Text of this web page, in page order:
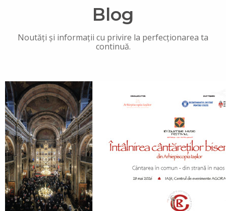
Blog
Noutăți și informații cu privire la perfecționarea ta
continuă.